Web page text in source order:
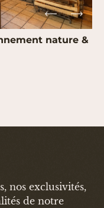
nature &
nos exclusivités,
de notre